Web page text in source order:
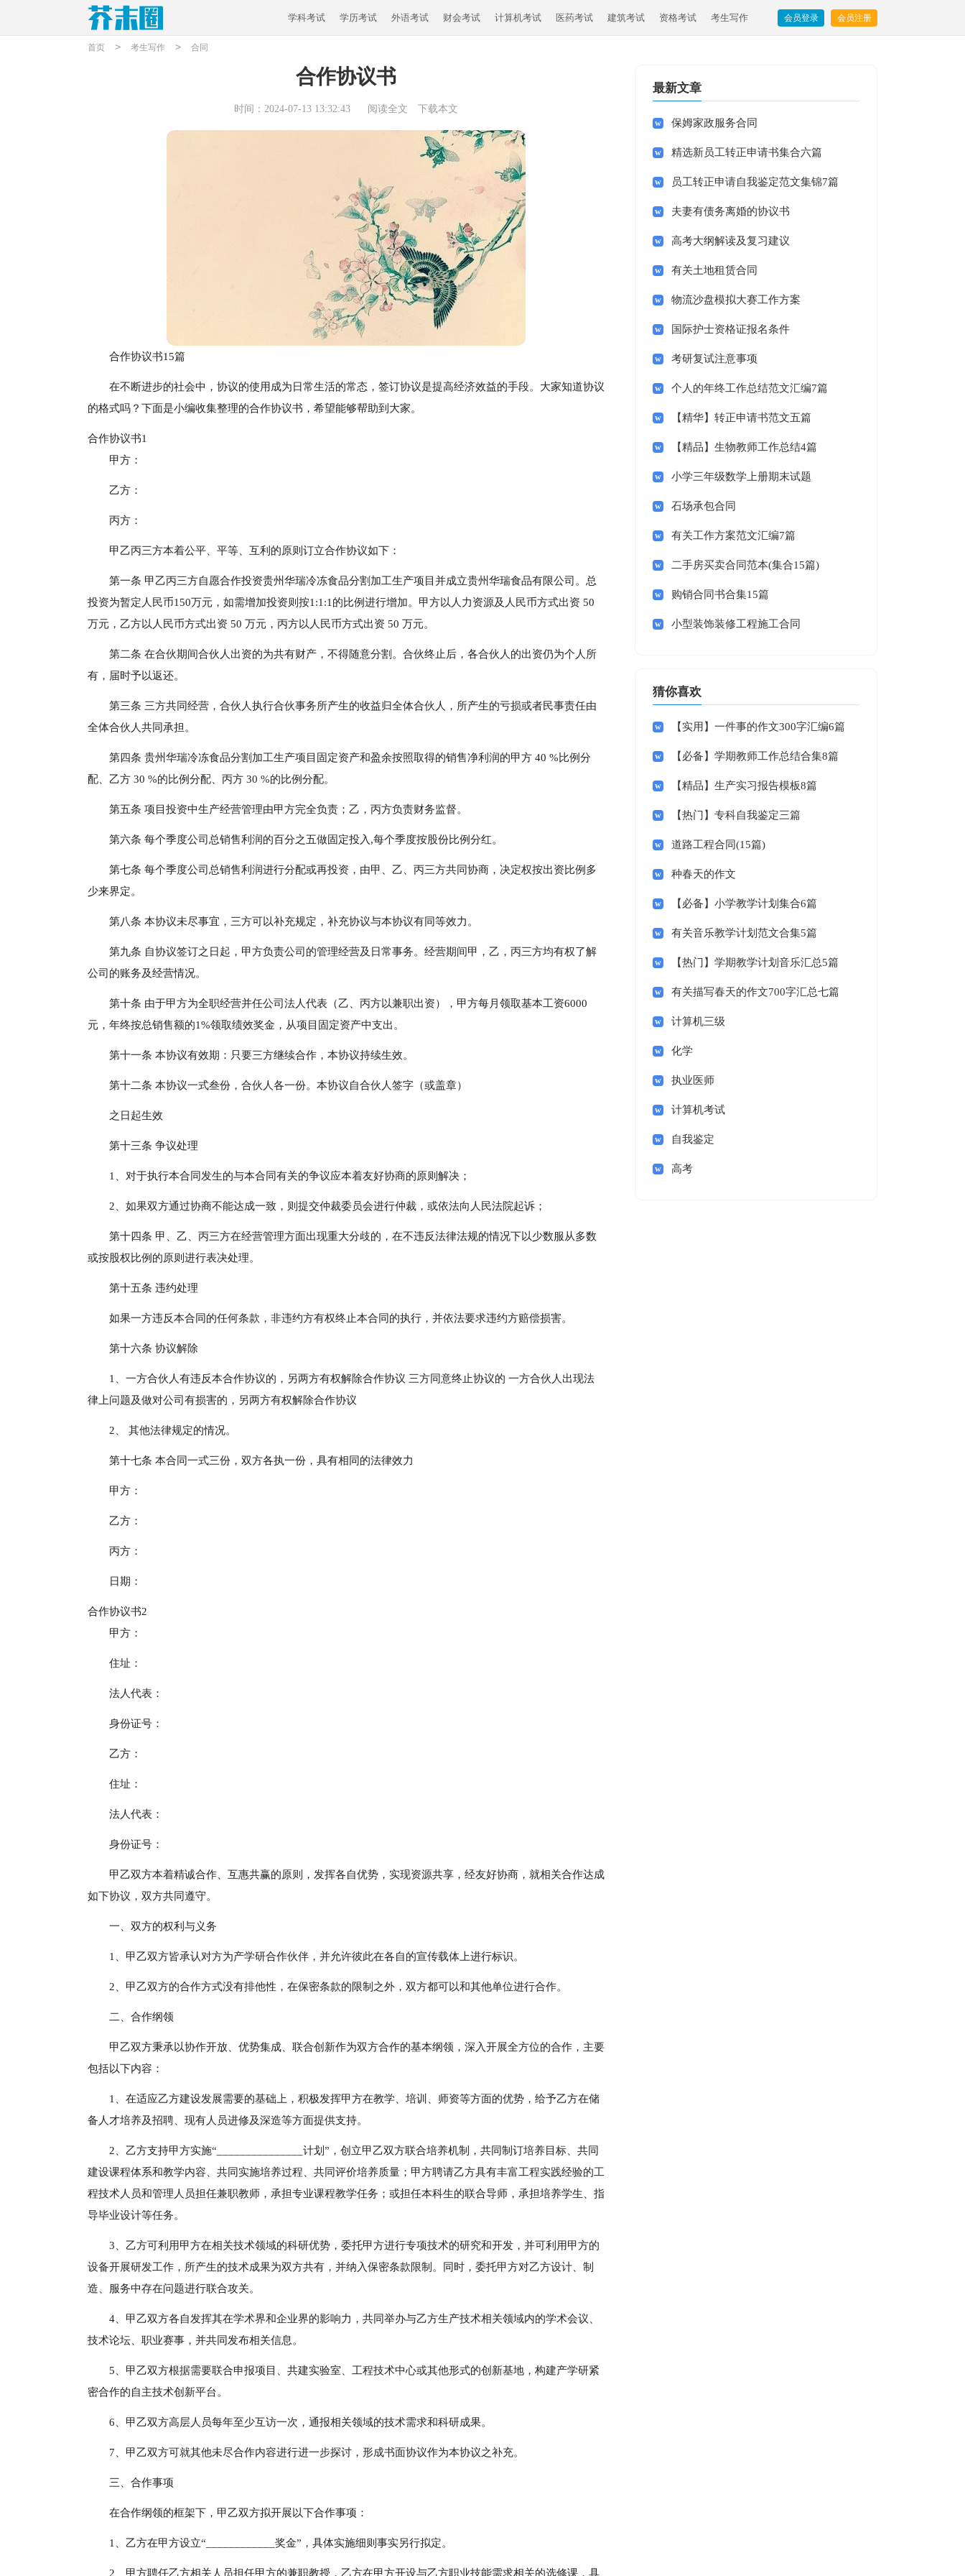
学科考试 学历考试 外语考试 财会考试 计算机考试 医药考试 建筑考试 资格考试 考生写作 会员登录 会员注册
首页 > 考生写作 > 合同
合作协议书
时间：2024-07-13 13:32:43 阅读全文 下载本文
合作协议书15篇
在不断进步的社会中，协议的使用成为日常生活的常态，签订协议是提高经济效益的手段。大家知道协议
的格式吗？下面是小编收集整理的合作协议书，希望能够帮助到大家。
合作协议书1
甲方：
乙方：
丙方：
甲乙丙三方本着公平、平等、互利的原则订立合作协议如下：
第一条 甲乙丙三方自愿合作投资贵州华瑞冷冻食品分割加工生产项目并成立贵州华瑞食品有限公司。总
投资为暂定人民币150万元，如需增加投资则按1:1:1的比例进行增加。甲方以人力资源及人民币方式出资 50
万元，乙方以人民币方式出资 50 万元，丙方以人民币方式出资 50 万元。
第二条 在合伙期间合伙人出资的为共有财产，不得随意分割。合伙终止后，各合伙人的出资仍为个人所
有，届时予以返还。
第三条 三方共同经营，合伙人执行合伙事务所产生的收益归全体合伙人，所产生的亏损或者民事责任由
全体合伙人共同承担。
第四条 贵州华瑞冷冻食品分割加工生产项目固定资产和盈余按照取得的销售净利润的甲方 40 %比例分
配、乙方 30 %的比例分配、丙方 30 %的比例分配。
第五条 项目投资中生产经营管理由甲方完全负责；乙，丙方负责财务监督。
第六条 每个季度公司总销售利润的百分之五做固定投入,每个季度按股份比例分红。
第七条 每个季度公司总销售利润进行分配或再投资，由甲、乙、丙三方共同协商，决定权按出资比例多
少来界定。
第八条 本协议未尽事宜，三方可以补充规定，补充协议与本协议有同等效力。
第九条 自协议签订之日起，甲方负责公司的管理经营及日常事务。经营期间甲，乙，丙三方均有权了解
公司的账务及经营情况。
第十条 由于甲方为全职经营并任公司法人代表（乙、丙方以兼职出资），甲方每月领取基本工资6000
元，年终按总销售额的1%领取绩效奖金，从项目固定资产中支出。
第十一条 本协议有效期：只要三方继续合作，本协议持续生效。
第十二条 本协议一式叁份，合伙人各一份。本协议自合伙人签字（或盖章）
之日起生效
第十三条 争议处理
1、对于执行本合同发生的与本合同有关的争议应本着友好协商的原则解决；
2、如果双方通过协商不能达成一致，则提交仲裁委员会进行仲裁，或依法向人民法院起诉；
第十四条 甲、乙、丙三方在经营管理方面出现重大分歧的，在不违反法律法规的情况下以少数服从多数
或按股权比例的原则进行表决处理。
第十五条 违约处理
如果一方违反本合同的任何条款，非违约方有权终止本合同的执行，并依法要求违约方赔偿损害。
第十六条 协议解除
1、一方合伙人有违反本合作协议的，另两方有权解除合作协议 三方同意终止协议的 一方合伙人出现法
律上问题及做对公司有损害的，另两方有权解除合作协议
2、 其他法律规定的情况。
第十七条 本合同一式三份，双方各执一份，具有相同的法律效力
甲方：
乙方：
丙方：
日期：
合作协议书2
甲方：
住址：
法人代表：
身份证号：
乙方：
住址：
法人代表：
身份证号：
甲乙双方本着精诚合作、互惠共赢的原则，发挥各自优势，实现资源共享，经友好协商，就相关合作达成
如下协议，双方共同遵守。
一、双方的权利与义务
1、甲乙双方皆承认对方为产学研合作伙伴，并允许彼此在各自的宣传载体上进行标识。
2、甲乙双方的合作方式没有排他性，在保密条款的限制之外，双方都可以和其他单位进行合作。
二、合作纲领
甲乙双方秉承以协作开放、优势集成、联合创新作为双方合作的基本纲领，深入开展全方位的合作，主要
包括以下内容：
1、在适应乙方建设发展需要的基础上，积极发挥甲方在教学、培训、师资等方面的优势，给予乙方在储
备人才培养及招聘、现有人员进修及深造等方面提供支持。
2、乙方支持甲方实施“_______________计划”，创立甲乙双方联合培养机制，共同制订培养目标、共同
建设课程体系和教学内容、共同实施培养过程、共同评价培养质量；甲方聘请乙方具有丰富工程实践经验的工
程技术人员和管理人员担任兼职教师，承担专业课程教学任务；或担任本科生的联合导师，承担培养学生、指
导毕业设计等任务。
3、乙方可利用甲方在相关技术领域的科研优势，委托甲方进行专项技术的研究和开发，并可利用甲方的
设备开展研发工作，所产生的技术成果为双方共有，并纳入保密条款限制。同时，委托甲方对乙方设计、制
造、服务中存在问题进行联合攻关。
4、甲乙双方各自发挥其在学术界和企业界的影响力，共同举办与乙方生产技术相关领域内的学术会议、
技术论坛、职业赛事，并共同发布相关信息。
5、甲乙双方根据需要联合申报项目、共建实验室、工程技术中心或其他形式的创新基地，构建产学研紧
密合作的自主技术创新平台。
6、甲乙双方高层人员每年至少互访一次，通报相关领域的技术需求和科研成果。
7、甲乙双方可就其他未尽合作内容进行进一步探讨，形成书面协议作为本协议之补充。
三、合作事项
在合作纲领的框架下，甲乙双方拟开展以下合作事项：
1、乙方在甲方设立“____________奖金”，具体实施细则事实另行拟定。
2、甲方聘任乙方相关人员担任甲方的兼职教授，乙方在甲方开设与乙方职业技能需求相关的选修课，具
最新文章
保姆家政服务合同
精选新员工转正申请书集合六篇
员工转正申请自我鉴定范文集锦7篇
夫妻有债务离婚的协议书
高考大纲解读及复习建议
有关土地租赁合同
物流沙盘模拟大赛工作方案
国际护士资格证报名条件
考研复试注意事项
个人的年终工作总结范文汇编7篇
【精华】转正申请书范文五篇
【精品】生物教师工作总结4篇
小学三年级数学上册期末试题
石场承包合同
有关工作方案范文汇编7篇
二手房买卖合同范本(集合15篇)
购销合同书合集15篇
小型装饰装修工程施工合同
猜你喜欢
【实用】一件事的作文300字汇编6篇
【必备】学期教师工作总结合集8篇
【精品】生产实习报告模板8篇
【热门】专科自我鉴定三篇
道路工程合同(15篇)
种春天的作文
【必备】小学教学计划集合6篇
有关音乐教学计划范文合集5篇
【热门】学期教学计划音乐汇总5篇
有关描写春天的作文700字汇总七篇
计算机三级
化学
执业医师
计算机考试
自我鉴定
高考